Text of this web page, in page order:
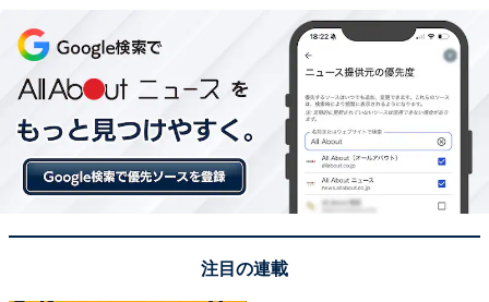
注目の連載